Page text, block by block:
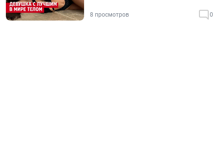
8 просмотров 0